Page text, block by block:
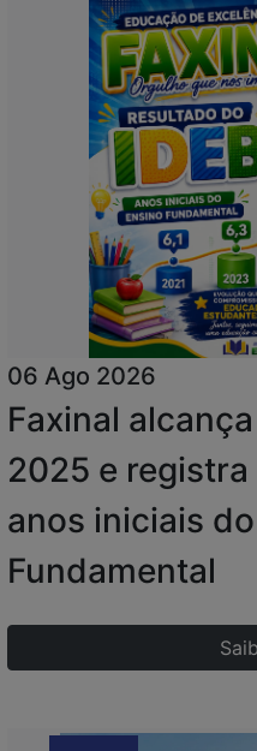
06 Ago 2026
Faxinal
2025 e
anos iniciais
Fundamental